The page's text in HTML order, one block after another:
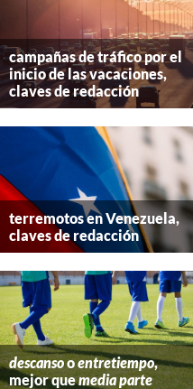
campañas de tráfico por el
inicio de las vacaciones,
claves de redacción
terremotos en Venezuela,
claves de redacción
descansooentretiempo,
mejor quemedia parte